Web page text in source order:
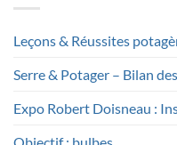
Leçons & Réussites
Serre & Potager – Bilan
Expo Robert Doisneau :